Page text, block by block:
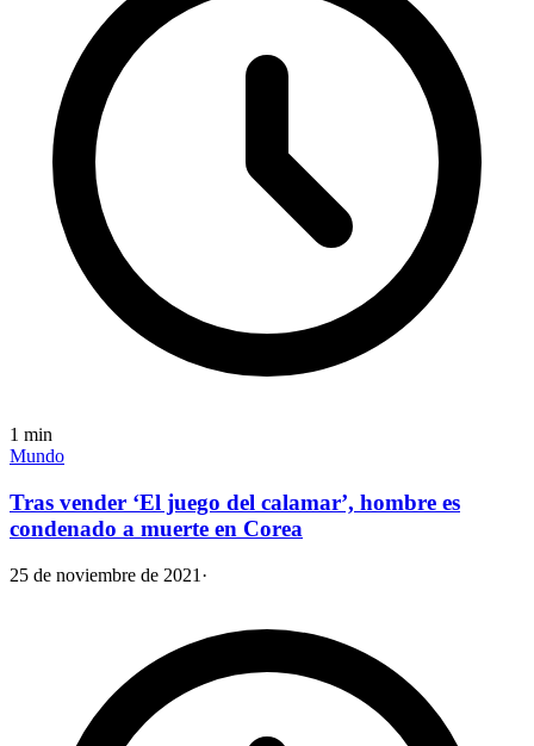
1 min
Mundo
Tras vender ‘El juego del calamar’, hombre es
condenado a muerte en Corea
25 de noviembre de 2021 ·